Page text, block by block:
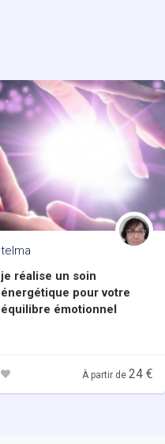
telma
je réalise un soin
énergétique pour votre
équilibre émotionnel
À partir de 24 €